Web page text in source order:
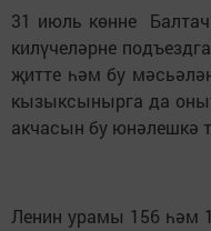
31 июль көнне
килүчеләрне
җитте һәм бу
кызыксынырга да
акчасын бу юнәлешкә
Ленин урамы 156 һәм